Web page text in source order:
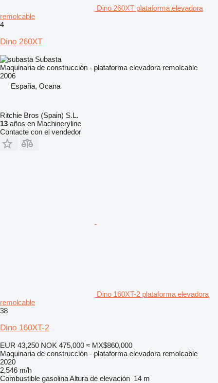
Dino 260XT plataforma elevadora
remolcable
4
Dino 260XT
Subasta
Maquinaria de construcción - plataforma elevadora remolcable
2006
España, Ocana
Ritchie Bros (Spain) S.L.
13 años en Machineryline
Contacte con el vendedor
Dino 160XT-2 plataforma elevadora
remolcable
38
Dino 160XT-2
EUR 43,250 NOK 475,000 ≈ MX$860,000
Maquinaria de construcción - plataforma elevadora remolcable
2020
2,546 m/h
Combustible gasolinaAltura de elevación 14 m